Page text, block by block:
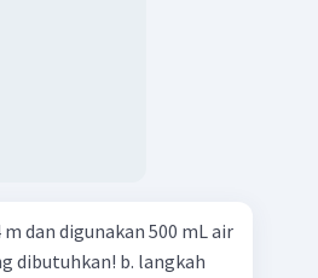
dan digunakan 500 mL air